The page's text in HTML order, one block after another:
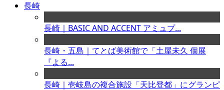
長崎
長崎｜BASIC AND ACCENT アミュプ...
長崎・五島｜てとば美術館で「土屋未久 個展
『よる...
長崎｜壱岐島の複合施設「天比登都」にグランピ